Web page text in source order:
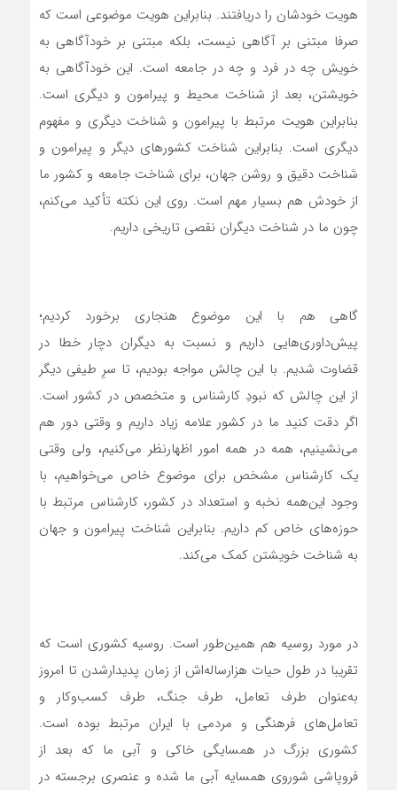
هویت خودشان را دریافتند. بنابراین هویت موضوعی است که
صرفا مبتنی بر آگاهی نیست، بلکه مبتنی بر خودآگاهی به
خویش چه در فرد و چه در جامعه است. این خودآگاهی به
خویشتن، بعد از شناخت محیط و پیرامون و دیگری است.
بنابراین هویت مرتبط با پیرامون و شناخت دیگری و مفهوم
دیگری است. بنابراین شناخت کشورهای دیگر و پیرامون و
شناخت دقیق و روشن جهان، برای شناخت جامعه و کشور ما
از خودش هم بسیار مهم است. روی این نکته تأکید می‌کنم،
چون ما در شناخت دیگران نقصی تاریخی داریم.
گاهی هم با این موضوع هنجاری برخورد کردیم؛
پیش‌داوری‌هایی داریم و نسبت به دیگران دچار خطا در
قضاوت شدیم. با این چالش مواجه بودیم، تا سرِ طیفی دیگر
از این چالش که نبودِ کارشناس و متخصص در کشور است.
اگر دقت کنید ما در کشور علامه زیاد داریم و وقتی دور هم
می‌نشینیم، همه در همه امور اظهارنظر می‌کنیم، ولی وقتی
یک کارشناس مشخص برای موضوع خاص می‌خواهیم، با
وجود این‌همه نخبه و استعداد در کشور، کارشناس مرتبط با
حوزه‌های خاص کم داریم. بنابراین شناخت پیرامون و جهان
به شناخت خویشتن کمک می‌کند.
در مورد روسیه هم همین‌طور است. روسیه کشوری است که
تقریبا در طول حیات هزار‌ساله‌اش از زمان پدیدارشدن‌ تا امروز
به‌عنوان طرف تعامل، طرف جنگ، طرف کسب‌وکار و
تعامل‌های فرهنگی و مردمی با ایران مرتبط بوده است.
کشوری بزرگ در همسایگی خاکی و آبی ما که بعد از
فروپاشی شوروی همسایه آبی ما شده و عنصری برجسته در